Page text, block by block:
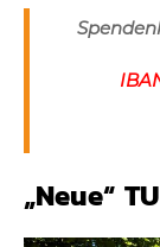
„Neue“